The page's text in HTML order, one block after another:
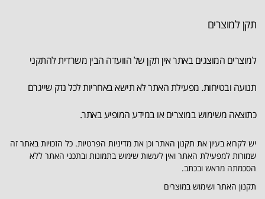
תקן למוצרים
למוצרים המוצגים באתר אין תקן של הוועדה הבין משרדית להתקני
תנועה ובטיחות. מפעילת האתר לא תישא באחריות לכל נזק שייגרם
כתוצאה משימוש במוצרים או במידע המופיע באתר.
יש לקרוא בעיון את תקנון האתר וכן את מדיניות הפרטיות. כל הזכויות באתר זה
שמורות למפעילת האתר ואין לעשות שימוש בתמונות ובתכני האתר ללא
הסכמתה מראש ובכתב.
תקנון האתר ושימוש במוצרים